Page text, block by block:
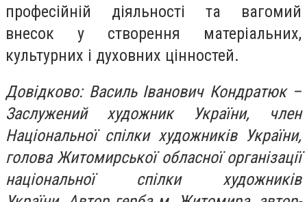
професійній діяльності та вагомий
внесок у створення матеріальних,
культурних і духовних цінностей.
Довідково: Василь Іванович Кондратюк –
Заслужений художник України, член
Національної спілки художників України,
голова Житомирської обласної організації
національної спілки художників